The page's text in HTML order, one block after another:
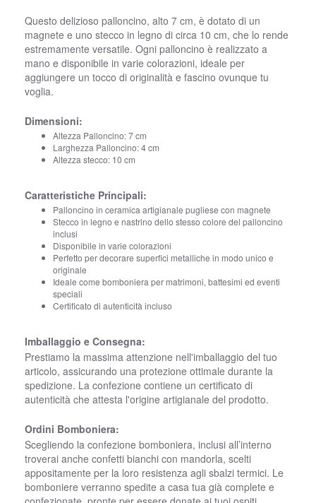
Questo delizioso palloncino, alto 7 cm, è dotato di un
magnete e uno stecco in legno di circa 10 cm, che lo rende
estremamente versatile. Ogni palloncino è realizzato a
mano e disponibile in varie colorazioni, ideale per
aggiungere un tocco di originalità e fascino ovunque tu
voglia.
Dimensioni:
Altezza Palloncino: 7 cm
Larghezza Palloncino: 4 cm
Altezza stecco: 10 cm
Caratteristiche Principali:
Palloncino in ceramica artigianale pugliese con magnete
Stecco in legno e nastrino dello stesso colore del palloncino
inclusi
Disponibile in varie colorazioni
Perfetto per decorare superfici metalliche in modo unico e
originale
Ideale come bomboniera per matrimoni, battesimi ed eventi
speciali
Certificato di autenticità incluso
Imballaggio e Consegna:
Prestiamo la massima attenzione nell'imballaggio del tuo
articolo, assicurando una protezione ottimale durante la
spedizione. La confezione contiene un certificato di
autenticità che attesta l'origine artigianale del prodotto.
Ordini Bomboniera:
Scegliendo la confezione bomboniera, inclusi all’interno
troverai anche confetti bianchi con mandorla, scelti
appositamente per la loro resistenza agli sbalzi termici. Le
bomboniere verranno spedite a casa tua già complete e